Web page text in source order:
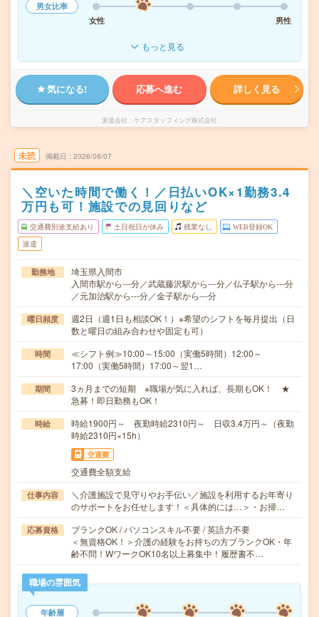
男女比率
女性
男性
もっと見る
気になる! 応募へ進む 詳しく見る
派遣会社 ケアスタッフィング株式会社
未読 掲載日 2026/08/07
＼空いた時間で働く！／日払いOK×1勤務3.4
万円も可！施設での見回りなど
交通費別途支給あり 土日祝日が休み 残業なし WEB登録OK
派遣
勤務地
埼玉県入間市
入間市駅から---分／武蔵藤沢駅から---分／仏子駅から---分
／元加治駅から---分／金子駅から---分
曜日頻度
週2日（週1日も相談OK！）※希望のシフトを毎月提出（日
数と曜日の組み合わせや固定も可）
時間
≪シフト例≫10:00～15:00（実働5時間）12:00～
17:00（実働5時間）17:00～翌1…
期間
3ヵ月までの短期 ※職場が気に入れば、長期もOK！ ★
急募！即日勤務もOK！
時給
時給1900円～ 夜勤時給2310円～ 日収3.4万円～（夜勤
時給2310円×15h）
交通費
交通費全額支給
仕事内容
＼介護施設で見守りやお手伝い／施設を利用するお年寄り
のサポートをお任せします！＜具体的には…＞・お掃…
応募資格
ブランクOK / パソコンスキル不要 / 英語力不要
＜無資格OK！＞介護の経験をお持ちの方ブランクOK・年
齢不問！WワークOK10名以上募集中！履歴書不…
職場の雰囲気
年齢層